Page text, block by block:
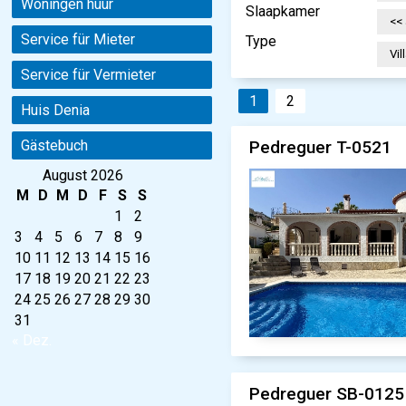
Woningen huur
Service für Mieter
Service für Vermieter
Huis Denia
Gästebuch
August 2026
M
D M D F S
S
1
2
3
4 5 6 7 8
9
10 11 12 13 14 15 16
17 18 19 20 21 22 23
24 25 26 27 28 29 30
31
Slaapkamer
Type
1 2
Pedreguer T-0521
Pedreguer SB-0125